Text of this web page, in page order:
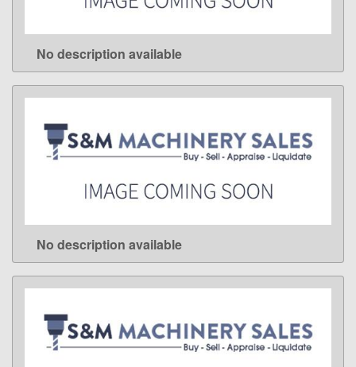
LEARN MORE
No description available
LEARN MORE
No description available